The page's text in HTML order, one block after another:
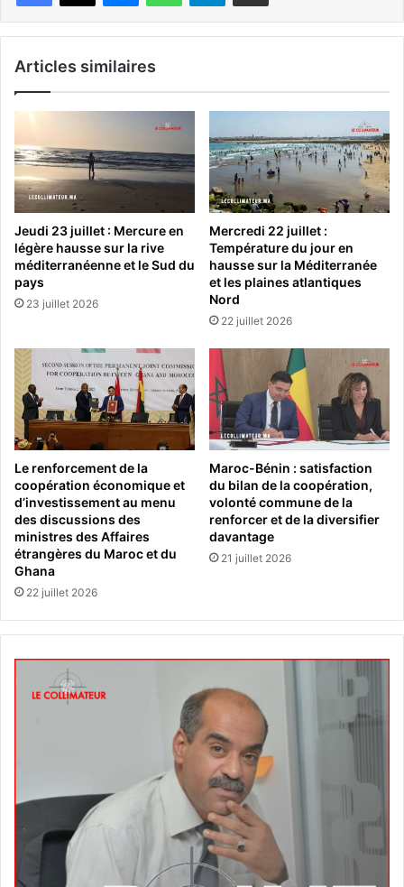
Articles similaires
Jeudi 23 juillet : Mercure en
légère hausse sur la rive
méditerranéenne et le Sud du
pays
23 juillet 2026
Mercredi 22 juillet :
Température du jour en
hausse sur la Méditerranée
et les plaines atlantiques
Nord
22 juillet 2026
Le renforcement de la
coopération économique et
d’investissement au menu
des discussions des
ministres des Affaires
étrangères du Maroc et du
Ghana
22 juillet 2026
Maroc-Bénin : satisfaction
du bilan de la coopération,
volonté commune de la
renforcer et de la diversifier
davantage
21 juillet 2026